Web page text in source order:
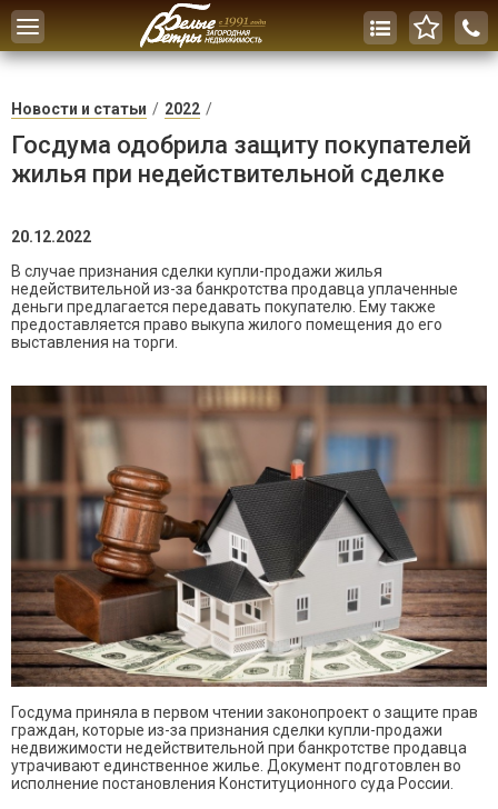
Toggle
navigation
Новости и статьи 2022
Госдума одобрила защиту покупателей
жилья при недействительной сделке
20.12.2022
В случае признания сделки купли-продажи жилья
недействительной из-за банкротства продавца уплаченные
деньги предлагается передавать покупателю. Ему также
предоставляется право выкупа жилого помещения до его
выставления на торги.
Госдума приняла в первом чтении законопроект о защите прав
граждан, которые из-за признания сделки купли-продажи
недвижимости недействительной при банкротстве продавца
утрачивают единственное жилье. Документ подготовлен во
исполнение постановления Конституционного суда России.